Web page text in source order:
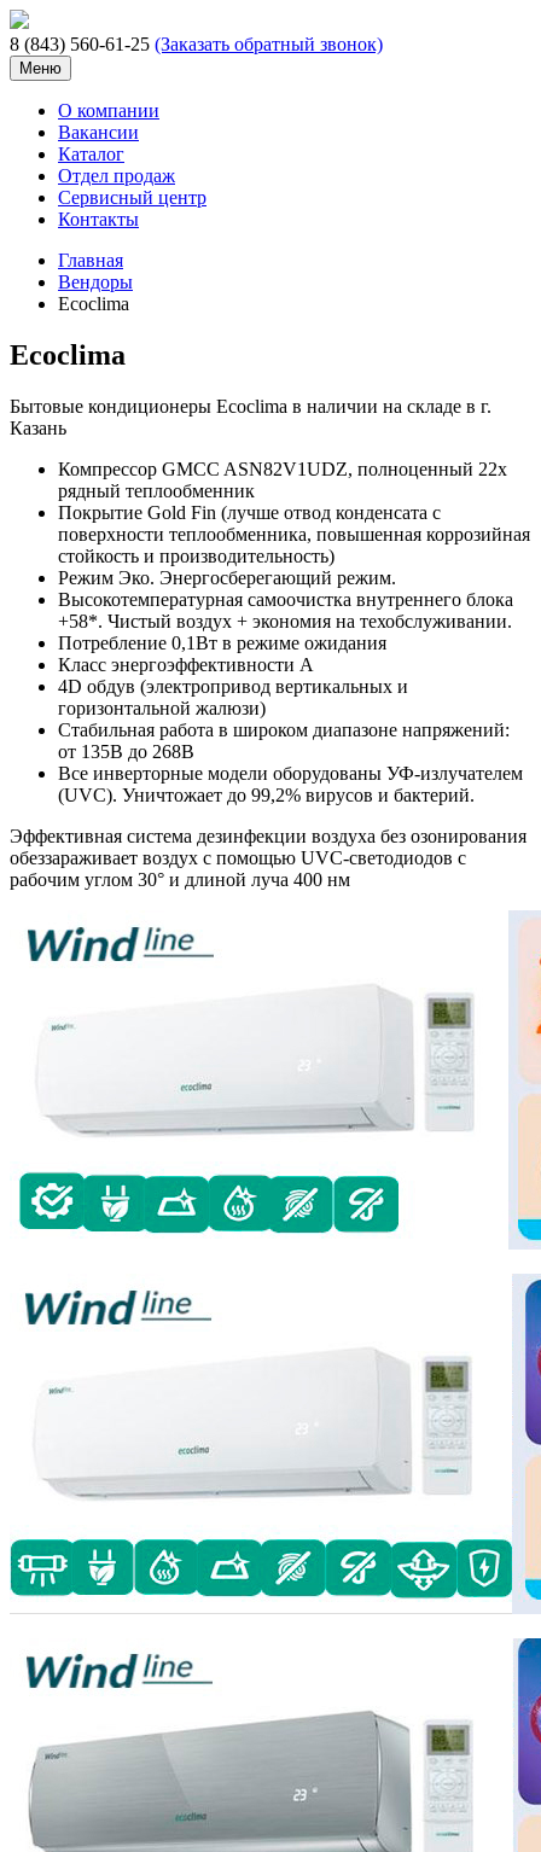
8 (843) 560-61-25 (Заказать обратный звонок)
Меню
О компании
Вакансии
Каталог
Отдел продаж
Сервисный центр
Контакты
Главная
Вендоры
Ecoclima
Ecoclima
Бытовые кондиционеры Ecoclima в наличии на складе в г.
Казань
Компрессор GMCC ASN82V1UDZ, полноценный 22х
рядный теплообменник
Покрытие Gold Fin (лучше отвод конденсата с
поверхности теплообменника, повышенная коррозийная
стойкость и производительность)
Режим Эко. Энергосберегающий режим.
Высокотемпературная самоочистка внутреннего блока
+58*. Чистый воздух + экономия на техобслуживании.
Потребление 0,1Вт в режиме ожидания
Класс энергоэффективности A
4D обдув (электропривод вертикальных и
горизонтальной жалюзи)
Стабильная работа в широком диапазоне напряжений:
от 135В до 268В
Все инверторные модели оборудованы УФ-излучателем
(UVC). Уничтожает до 99,2% вирусов и бактерий.
Эффективная система дезинфекции воздуха без озонирования
обеззараживает воздух с помощью UVC-светодиодов с
рабочим углом 30° и длиной луча 400 нм